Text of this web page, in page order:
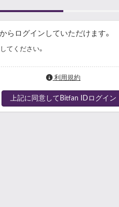
らログインしていただけます。
てください。
利用規約
上記に同意してBitfan IDログイン